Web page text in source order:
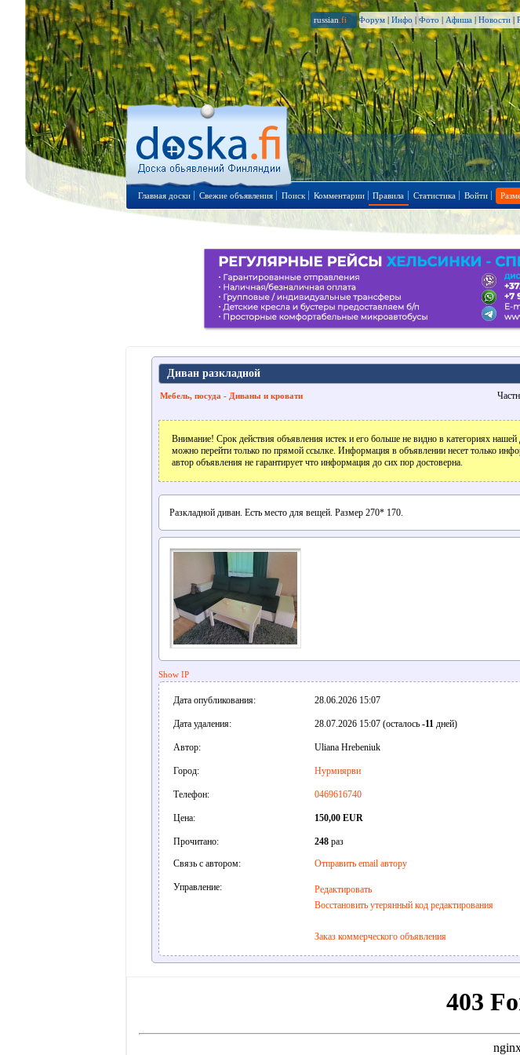
russian .fi Форум | Инфо | Фото | Афиша | Новости |
Главная доски Свежие объявления Поиск Комментарии Правила Статистика Войти
Диван разкладной
Мебель, посуда - Диваны и кровати
Внимание! Срок действия объявления истек и его больше не видно в категориях
можно перейти только по прямой ссылке. Информация в объявлении несет только
автор объявления не гарантирует что информация до сих пор достоверна.
Разкладной диван. Есть место для вещей. Размер 270* 170.
Show IP
Дата опубликования: 28.06.2026 15:07
Дата удаления: 28.07.2026 15:07 (осталось -11дней)
Автор: Uliana Hrebeniuk
Город: Нурмиярви
Телефон: 0469616740
Цена: 150,00 EUR
Прочитано: 248раз
Связь с автором:
Отправить email автору
Управление:
Редактировать
Восстановить утерянный код редактирования
Заказ коммерческого объявления